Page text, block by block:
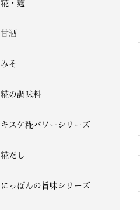
糀・麹
甘酒
みそ
糀の調味料
キスケ糀パワーシリーズ
糀だし
にっぽんの旨味シリーズ